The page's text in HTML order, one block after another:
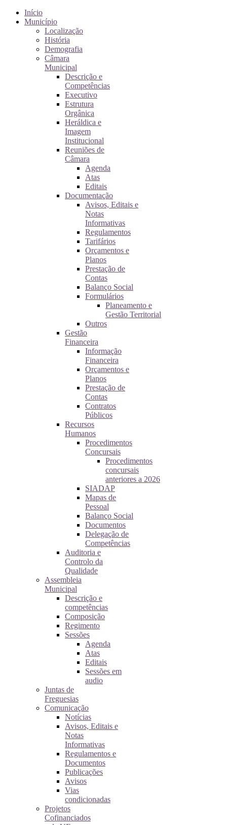
Início
Município
Localização
História
Demografia
Câmara
Municipal
Descrição e
Competências
Executivo
Estrutura
Orgânica
Heráldica e
Imagem
Institucional
Reuniões de
Câmara
Agenda
Atas
Editais
Documentação
Avisos, Editais e
Notas
Informativas
Regulamentos
Tarifários
Orçamentos e
Planos
Prestação de
Contas
Balanço Social
Formulários
Planeamento e
Gestão Territorial
Outros
Gestão
Financeira
Informação
Financeira
Orçamentos e
Planos
Prestação de
Contas
Contratos
Públicos
Recursos
Humanos
Procedimentos
Concursais
Procedimentos
concursais
anteriores a 2026
SIADAP
Mapas de
Pessoal
Balanço Social
Documentos
Delegação de
Competências
Auditoria e
Controlo da
Qualidade
Assembleia
Municipal
Descrição e
competências
Composição
Regimento
Sessões
Agenda
Atas
Editais
Sessões em
audio
Juntas de
Freguesias
Comunicação
Notícias
Avisos, Editais e
Notas
Informativas
Regulamentos e
Documentos
Publicações
Avisos
Vias
condicionadas
Projetos
Cofinanciados